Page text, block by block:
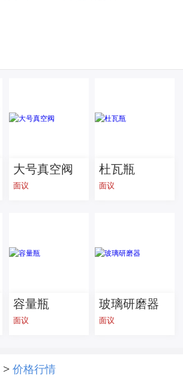
大号真空阀
面议
杜瓦瓶
面议
容量瓶
面议
玻璃研磨器
面议
> 价格行情